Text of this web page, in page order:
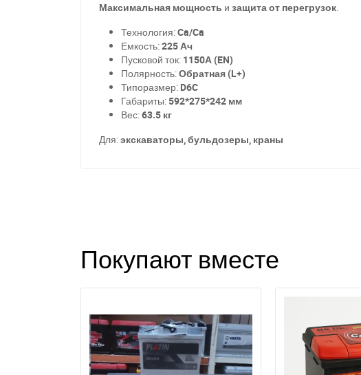
Максимальная мощность и защита от перегрузок.
Технология:Ca/Ca
Емкость:225 Ач
Пусковой ток: 1150А (EN)
Полярность:Обратная (L+)
Типоразмер: D6C
Габариты:592*275*242 мм
Вес:63.5 кг
Для:экскаваторы, бульдозеры, краны
Покупают вместе
При